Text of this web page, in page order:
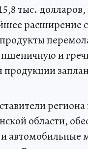
тыс.
расширение
и
области,